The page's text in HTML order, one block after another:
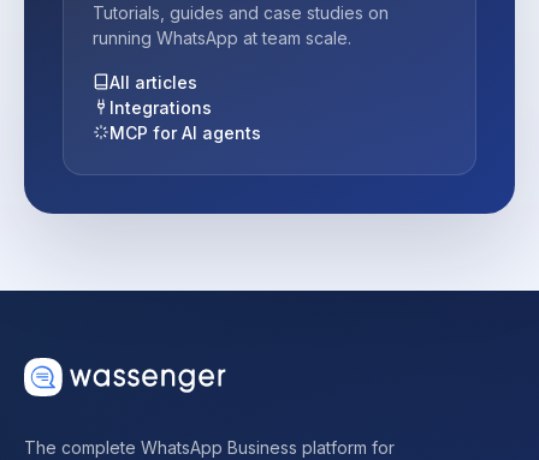
Tutorials, guides and case studies on
running WhatsApp at team scale.
All articles
Integrations
MCP for AI agents
The complete WhatsApp Business platform for